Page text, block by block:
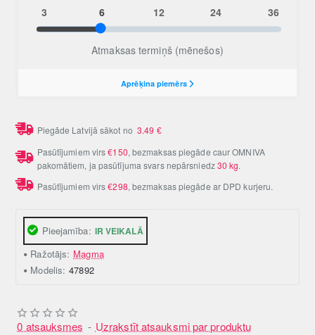
Pieejamība: IR VEIKALĀ
Ražotājs: Magma
Modelis: 47892
0 atsauksmes - Uzrakstīt atsauksmi par produktu
Piegāde Latvijā sākot no3.49 €
Pasūtījumiem virs€150, bezmaksas piegāde caur OMNIVA
pakomātiem, ja pasūtījuma svars nepārsniedz30 kg.
Pasūtījumiem virs€298, bezmaksas piegāde ar DPD kurjeru.